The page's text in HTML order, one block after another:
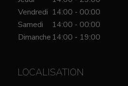
Vendredi 14:00 - 00:00
Samedi
14:00 - 00:00
Dimanche 14:00 - 19:00
LOCALISATION